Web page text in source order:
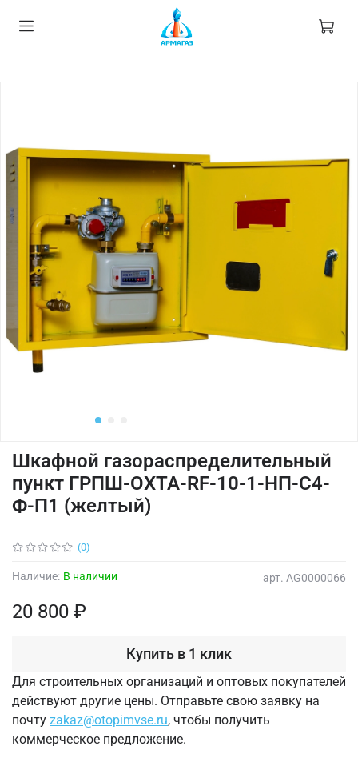
(0)
арт. AG0000066
Наличие: В наличии
Шкафной газораспределительный
пункт ГРПШ-ОХТА-RF-10-1-НП-С4-
Ф-П1 (желтый)
20 800 ₽
Купить в 1 клик
Для строительных организаций и оптовых покупателей
действуют другие цены. Отправьте свою заявку на
почту zakaz@otopimvse.ru, чтобы получить
коммерческое предложение.